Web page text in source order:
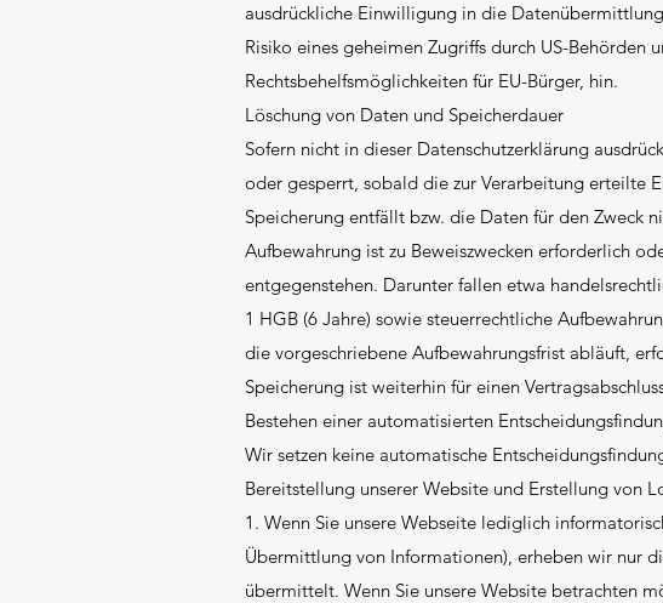
ausdrückliche Einwilligung in die
Risiko eines geheimen Zugriffs durch US-
Rechtsbehelfsmöglichkeiten für EU-Bürger, hin.
Löschung von Daten und Speicherdauer
Sofern nicht in dieser Datenschutzerklärung
oder gesperrt, sobald die zur Verarbeitung erteilte
Speicherung entfällt bzw. die Daten für den Zweck
Aufbewahrung ist zu Beweiszwecken erforderlich
entgegenstehen. Darunter fallen etwa
1 HGB (6 Jahre) sowie steuerrechtliche
die vorgeschriebene Aufbewahrungsfrist abläuft,
Speicherung ist weiterhin für einen
Bestehen einer automatisierten
Wir setzen keine automatische
Bereitstellung unserer Website und Erstellung von
1. Wenn Sie unsere Webseite lediglich
Übermittlung von Informationen), erheben wir nur
übermittelt. Wenn Sie unsere Website betrachten